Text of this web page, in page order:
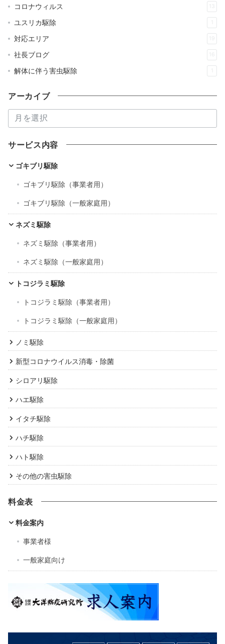
コロナウィルス
ユスリカ駆除
対応エリア 19
社長ブログ 16
解体に伴う害虫駆除
アーカイブ
ー
カ
イ
ブ
サービス内容
ゴキブリ駆除
ゴキブリ駆除（事業者用）
ゴキブリ駆除（一般家庭用）
ネズミ駆除
ネズミ駆除（事業者用）
ネズミ駆除（一般家庭用）
トコジラミ駆除
トコジラミ駆除（事業者用）
トコジラミ駆除（一般家庭用）
ノミ駆除
新型コロナウイルス消毒・除菌
シロアリ駆除
ハエ駆除
イタチ駆除
ハチ駆除
ハト駆除
その他の害虫駆除
料金表
料金案内
事業者様
一般家庭向け